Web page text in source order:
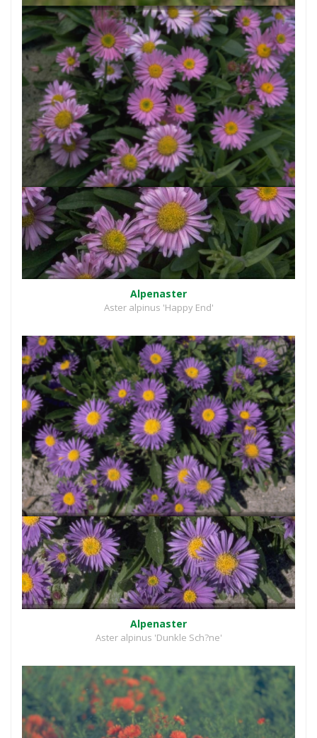
Alpenaster
Aster alpinus 'Happy End'
Alpenaster
Aster alpinus 'Dunkle Sch?ne'